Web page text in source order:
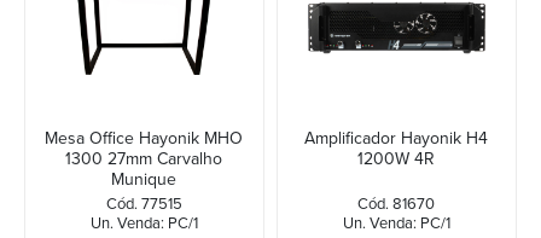
Mesa Office Hayonik MHO
1300 27mm Carvalho
Munique
Cód. 77515
Un. Venda: PC/1
Amplificador Hayonik H4
1200W 4R
Cód. 81670
Un. Venda: PC/1